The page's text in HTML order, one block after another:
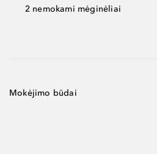
2 nemokami mėginėliai
Mokėjimo būdai